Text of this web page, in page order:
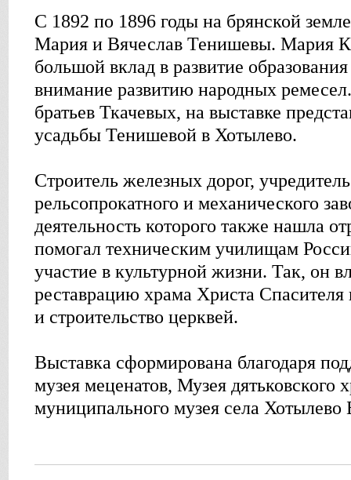
С 1892 по 1896 годы на брянской
Мария и Вячеслав Тенишевы. Мария
большой вклад в развитие
внимание развитию народных
братьев Ткачевых, на выставке
усадьбы Тенишевой в Хотылево.
Строитель железных дорог,
рельсопрокатного и механического
деятельность которого также нашла
помогал техническим училищам
участие в культурной жизни. Так, он
реставрацию храма Христа
и строительство церквей.
Выставка сформирована благодаря
музея меценатов, Музея дятьковского
муниципального музея села Хотылево